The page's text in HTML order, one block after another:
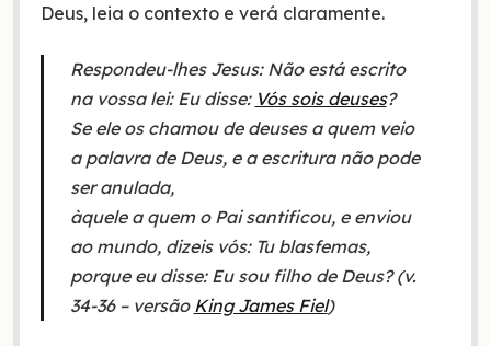
Deus, leia o contexto e verá claramente.
Respondeu-lhes Jesus: Não está escrito
na vossa lei: Eu disse: Vós sois deuses?
Se ele os chamou de deuses a quem veio
a palavra de Deus, e a escritura não pode
ser anulada,
àquele a quem o Pai santificou, e enviou
ao mundo, dizeis vós: Tu blasfemas,
porque eu disse: Eu sou filho de Deus? (v.
34-36 – versão King James Fiel)